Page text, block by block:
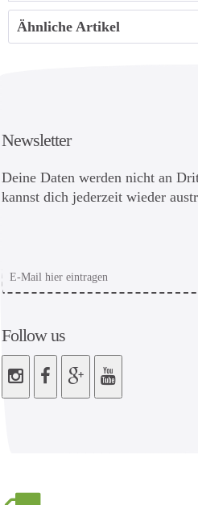
Ähnliche Artikel
Newsletter
Deine Daten werden nicht an
kannst dich jederzeit wieder
Follow us